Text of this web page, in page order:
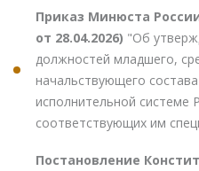
Приказ Минюста
от 28.04.2026) "Об
должностей младшего,
начальствующего
исполнительной системе
соответствующих им
Постановление